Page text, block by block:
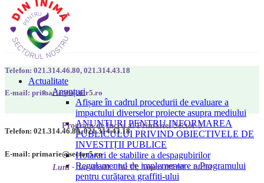
Actualitate
Anunțuri
Afișare în cadrul procedurii de evaluare a
impactului diverselor proiecte asupra mediului
ANUNȚURI PENTRU INFORMAREA
PUBLICULUI PRIVIND OBIECTIVELE DE
INVESTIȚII PUBLICE
Hotarari de stabilire a despagubirilor
Regulamentul de implementare a Programului
pentru curățarea graffiti-ului
Telefon: 021.314.46.80, 021.314.43.18
E-mail: primarie@sector5.ro
Program de lucru al Primăriei Sector 5
Luni - Joi 08:00 - 16:30; Vineri 08:00 - 14:00
Telefon: 021.314.46.80, 021.314.43.18
E-mail: primarie@sector5.ro